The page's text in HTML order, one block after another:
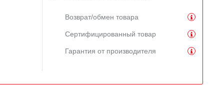
Возврат/обмен товара
Сертифицированный товар
Гарантия от производителя